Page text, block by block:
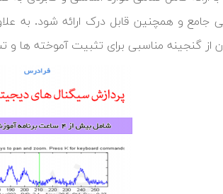
جامع و همچنین قابل درک ارائه شود. به
از گنجینه مناسبی برای تثبیت آموخته ها و